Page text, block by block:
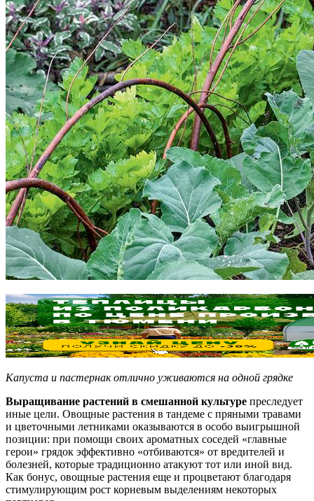
Капуста и пастернак отлично уживаются на одной грядке
Выращивание растений в смешанной культуре преследует
иные цели. Овощные растения в тандеме с пряными травами
и цветочными летниками оказываются в особо выигрышной
позиции: при помощи своих ароматных соседей «главные
герои» грядок эффективно «отбиваются» от вредителей и
болезней, которые традиционно атакуют тот или иной вид.
Как бонус, овощные растения еще и процветают благодаря
стимулирующим рост корневым выделениям некоторых